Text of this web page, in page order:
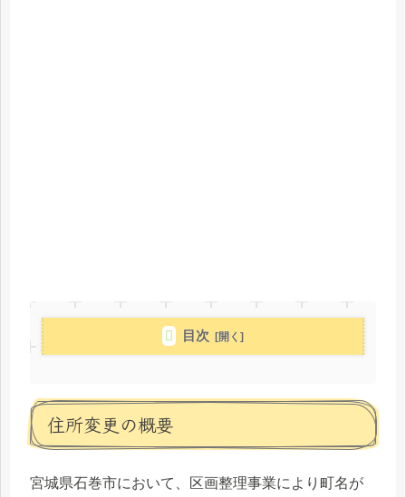
目次
住所変更の概要
宮城県石巻市において、区画整理事業により町名が